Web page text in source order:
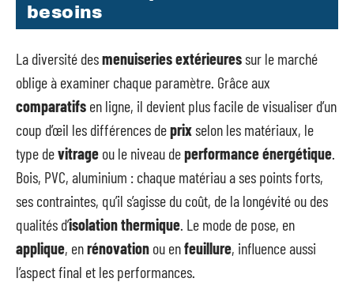
besoins
La diversité desmenuiseries extérieuressur le marché
oblige à examiner chaque paramètre. Grâce aux
comparatifs en ligne, il devient plus facile de visualiser d’un
coup d’œil les différences deprixselon les matériaux, le
type devitrage ou le niveau deperformance énergétique.
Bois, PVC, aluminium : chaque matériau a ses points forts,
ses contraintes, qu’il s’agisse du coût, de la longévité ou des
qualités d’isolation thermique. Le mode de pose, en
applique, enrénovation ou enfeuillure, influence aussi
l’aspect final et les performances.